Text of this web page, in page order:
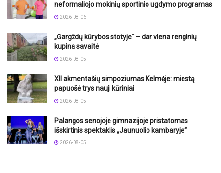
neformaliojo mokinių sportinio ugdymo programas
2026-08-06
„Gargždų kūrybos stotyje“ – dar viena renginių
kupina savaitė
2026-08-05
XII akmentašių simpoziumas Kelmėje: miestą
papuošė trys nauji kūriniai
2026-08-05
Palangos senojoje gimnazijoje pristatomas
išskirtinis spektaklis „Jaunuolio kambaryje“
2026-08-05